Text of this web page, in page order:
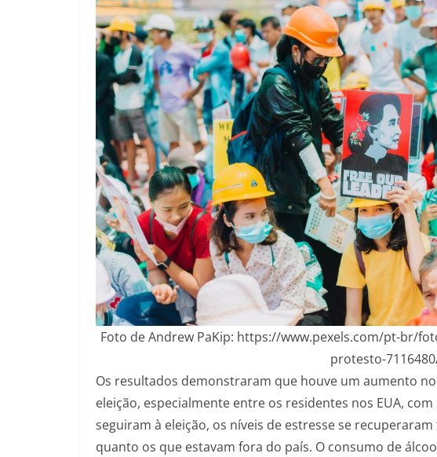
Foto de Andrew PaKip: https://www.pexels.com/pt-br/
protesto-
Os resultados demonstraram que houve um aumento
eleição, especialmente entre os residentes nos EUA,
seguiram à eleição, os níveis de estresse se
quanto os que estavam fora do país. O consumo de